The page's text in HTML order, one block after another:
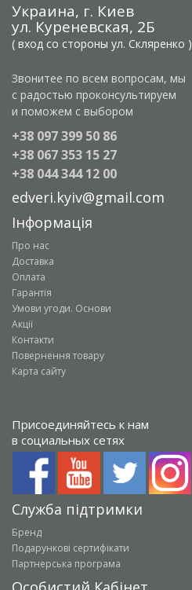
Украина, г. Киев
ул. Куреневская, 2Б
( вход со стороны ул. Скляренко )
Звонитее по всем вопросам, мы
с радостью проконсультируем
и поможем с выбором
+38 097 399 50 86
+38 067 353 15 27
+38 044 344 12 00
edveri.kyiv@gmail.com
Інформація
Про нас
Доставка
Оплата
Гарантія
Умови угоди. Основи
Акції
Контакти
Повернення товару
Карта сайту
Присоединяйтесь к нам
в социальных сетях
Служба підтримки
Бренд
Подарункові сертифікати
Партнерська програма